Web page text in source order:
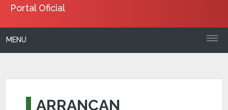
Portal Oficial
MENU
ARRANCAN